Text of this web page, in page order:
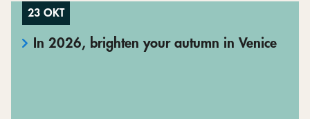
23 OKT
In 2026, brighten your autumn in Venice